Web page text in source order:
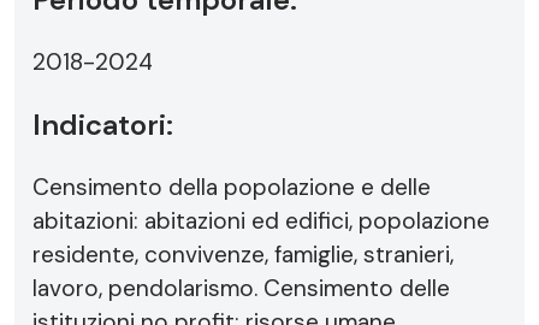
2018-2024
Indicatori:
Censimento della popolazione e delle
abitazioni: abitazioni ed edifici, popolazione
residente, convivenze, famiglie, stranieri,
lavoro, pendolarismo. Censimento delle